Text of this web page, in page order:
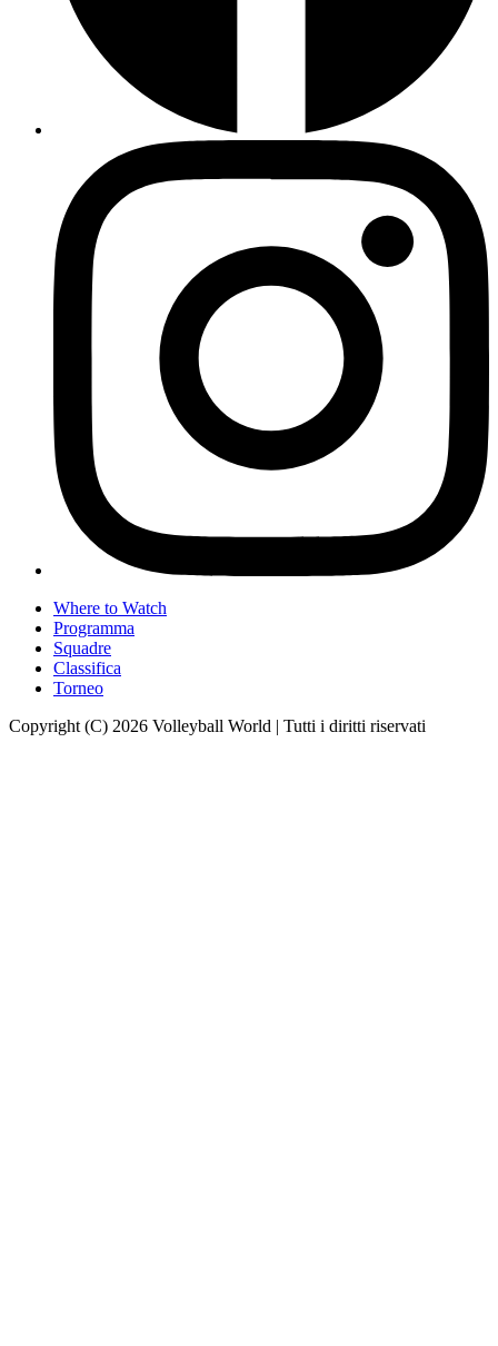
Where to Watch
Programma
Squadre
Classifica
Torneo
Copyright (C) 2026 Volleyball World | Tutti i diritti riservati